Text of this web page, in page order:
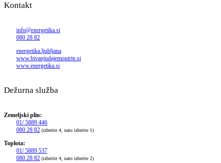
Kontakt
info@energetika.si
080 28 82
energetika.ljubljana
www.bivanjudajemoutrip.si
www.energetika.si
Dežurna služba
Zemeljski plin:
01/ 5889 446
080 28 82 (izberite 4, nato izberite 1)
Toplota:
01/ 5889 537
080 28 82 (izberite 4, nato izberite 2)